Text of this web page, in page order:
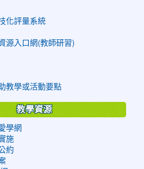
化評量系統
源入口網(教師研習)
教學或活動要點
教學資源
學網
施
約